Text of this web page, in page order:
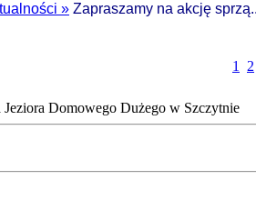
» Zapraszamy na akcję
1 2
Jeziora Domowego Dużego w Szczytnie